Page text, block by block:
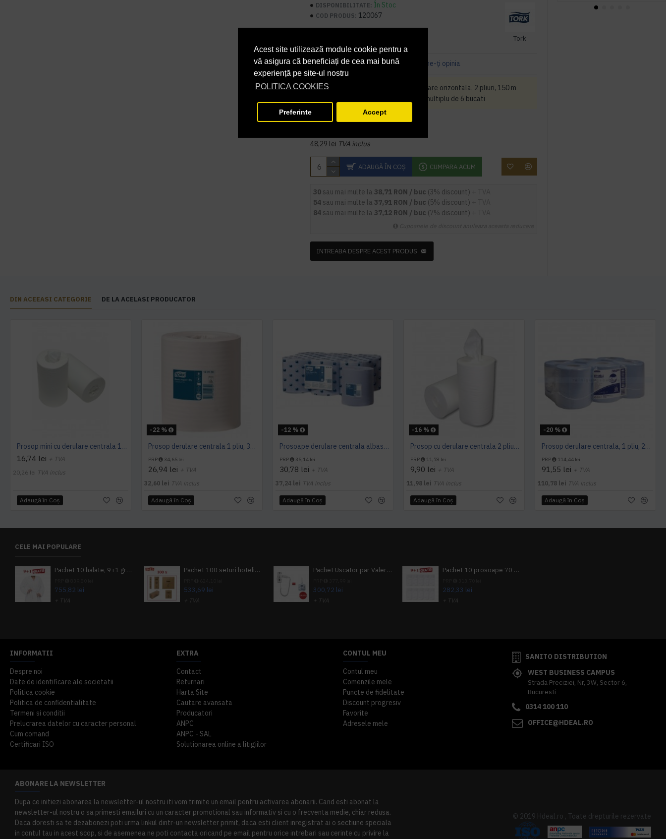
Acest site utilizează module cookie pentru a
vă asigura că beneficiați de cea mai bună
experiență pe site-ul nostru
POLITICA COOKIES
Preferinte Accept
DISPONIBILITATE: În Stoc
COD PRODUS: 120067
Tork
Bazată pe 0 note. Spune-ţi opinia
39,91 lei+ TVA
48,29 lei TVA inclus
ADAUGĂ ÎN COŞ CUMPARA ACUM
Produsul Prosop matic alb derulare orizontala, 2 pliuri, 150 m
Tork nu poate fi cumparat decat in multiplu de 6 bucati
30 sau mai multe la 38,71 RON / buc (3% discount)
54 sau mai multe la 37,91 RON / buc (5% discount)
84 sau mai multe la 37,12 RON / buc (7% discount)
INTREABA DESPRE ACEST PRODUS
DIN ACEEASI CATEGORIE DE LA ACELASI PRODUCATOR
Prosop mini cu derulare centrala 1 pliu, 120 m Tork
16,74 lei + TVA
20,26 lei TVA inclus
Adaugă în Coş
-22 %
Prosop derulare centrala 1 pliu, 300 m Tork
PRP 34,65 lei
26,94 lei + TVA
32,60 lei TVA inclus
Adaugă în Coş
-12 %
Prosoape derulare centrala albastru 2 pliuri 150 m Tork, portionate
PRP 35,14 lei
30,78 lei + TVA
37,24 lei TVA inclus
Adaugă în Coş
-16 %
Prosop cu derulare centrala 2 pliuri 100 m, portionata, alb, celuloza 100%, AQAS
PRP 11,78 lei
9,90 lei + TVA
11,98 lei TVA inclus
Adaugă în Coş
-20 %
Prosop derulare centrala, 1 pliu, 200 m Wypall L10
PRP 114,44 lei
91,55 lei + TVA
110,78 lei TVA inclus
Adaugă în Coş
CELE MAI POPULARE
Pachet 10 halate, 9+1 gratuit
755,82 lei
+ TVA
Pachet 100 seturi hoteliere, set dentar, set barbierit, casca de dus, pila unghii, set cusut
533,69 lei
+ TVA
Pachet Uscator par Valera Action Super Plus + GRATUIT Sampon si gel de dus Tork
300,72 lei
+ TVA
Pachet 10 prosoape 70 x 140cm 9 + 1 gratuit
282,33 lei
+ TVA
INFORMATII
Despre noi
Date de identificare ale societatii
Politica cookie
Politica de confidentialitate
Termeni si conditii
Prelucrarea datelor cu caracter personal
Cum comand
Certificari ISO
EXTRA
Contact
Returnari
Harta Site
Cautare avansata
Producatori
ANPC
ANPC - SAL
Solutionarea online a litigiilor
CONTUL MEU
Contul meu
Comenzile mele
Puncte de fidelitate
Discount progresiv
Favorite
Adresele mele
SANITO DISTRIBUTION
WEST BUSINESS CAMPUS
Strada Preciziei, Nr, 3W, Sector 6,
Bucuresti
0314 100 110
OFFICE@HDEAL.RO
ABONARE LA NEWSLETTER
Dupa ce initiezi abonarea la newsletter-ul nostru iti vom trimite un email pentru activarea abonarii. Cand esti abonat la
newsletter-ul nostru o sa primesti emailuri cu un caracter promotional sau informativ si cu o frecventa medie, chiar redusa.
Daca doresti sa te dezabonezi poti urma linkul dintr-un newsletter primit, daca esti client inregistrat ai o sectiune speciala
in contul tau in acest scop, si de asemenea ne poti contacta oricand pe email pentru orice intrebari sau cerinte cu privire la
© 2019 Hdeal.ro , Toate drepturile rezervate